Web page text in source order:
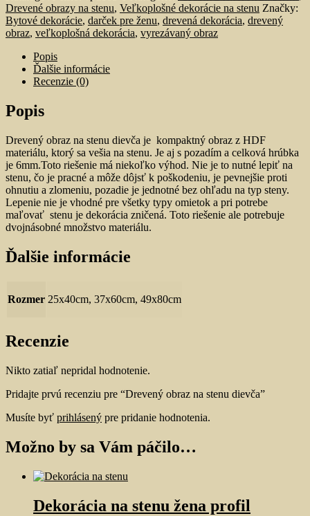
Drevené obrazy na stenu, Veľkoplošné dekorácie na stenu Značky:
Bytové dekorácie, darček pre ženu, drevená dekorácia, drevený
obraz, veľkoplošná dekorácia, vyrezávaný obraz
Popis
Ďalšie informácie
Recenzie (0)
Popis
Drevený obraz na stenu dievča je kompaktný obraz z HDF
materiálu, ktorý sa vešia na stenu. Je aj s pozadím a celková hrúbka
je 6mm.Toto riešenie má niekoľko výhod. Nie je to nutné lepiť na
stenu, čo je pracné a môže dôjsť k poškodeniu, je pevnejšie proti
ohnutiu a zlomeniu, pozadie je jednotné bez ohľadu na typ steny.
Lepenie nie je vhodné pre všetky typy omietok a pri potrebe
maľovať stenu je dekorácia zničená. Toto riešenie ale potrebuje
dvojnásobné množstvo materiálu.
Ďalšie informácie
Rozmer 25x40cm, 37x60cm, 49x80cm
Recenzie
Nikto zatiaľ nepridal hodnotenie.
Pridajte prvú recenziu pre “Drevený obraz na stenu dievča”
Musíte byť prihlásený pre pridanie hodnotenia.
Možno by sa Vám páčilo…
Dekorácia na stenu žena profil